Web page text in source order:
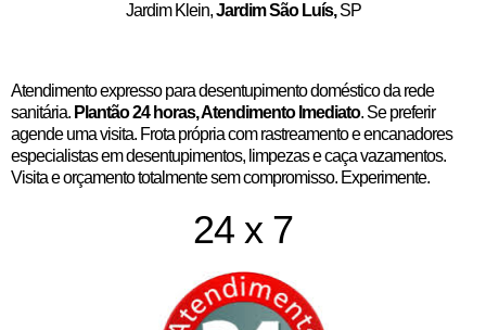
Jardim Klein,Jardim São Luís,SP
Atendimento expresso para desentupimento doméstico da rede
sanitária. Plantão 24 horas, Atendimento Imediato. Se preferir
agende uma visita. Frota própria com rastreamento e encanadores
especialistas em desentupimentos, limpezas e caça vazamentos.
Visita e orçamento totalmente sem compromisso. Experimente.
24 x 7